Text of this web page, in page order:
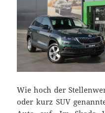
Wie hoch der
oder kurz SUV